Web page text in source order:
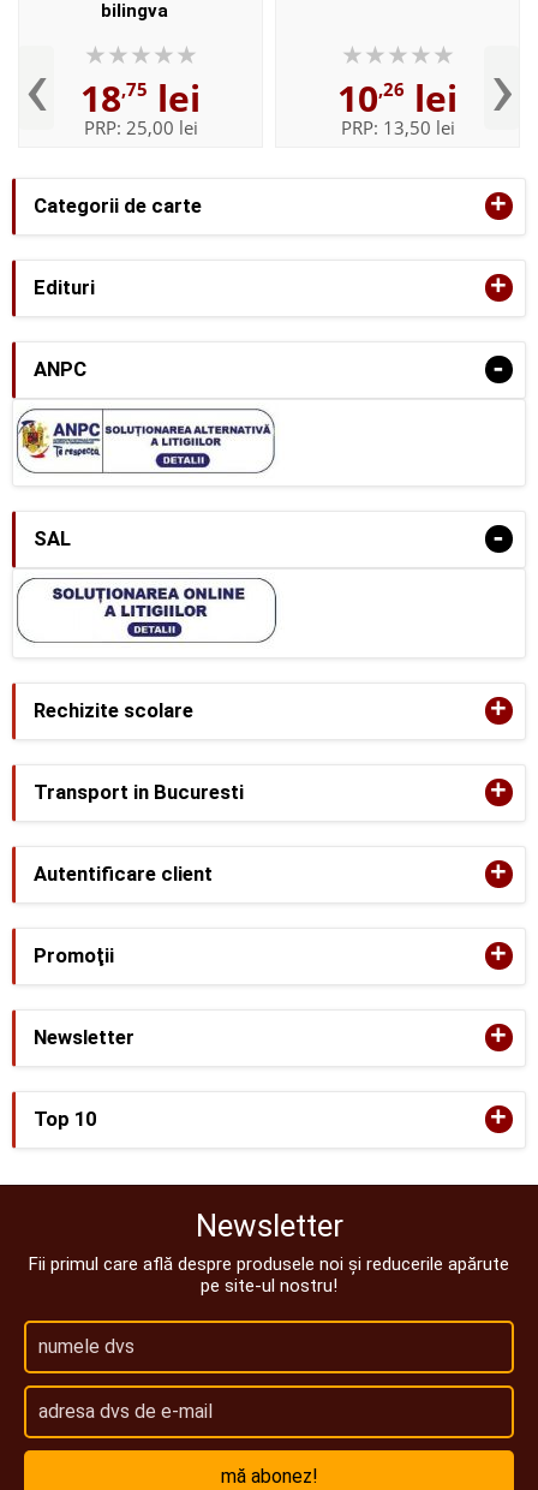
Categorii de carte +
Edituri +
ANPC -
SAL -
‹
bilingva
18,75 lei
PRP: 25,00 lei
10,26 lei
PRP: 13,50 lei ›
Rechizite scolare +
Transport in Bucuresti +
Autentificare client +
Promoţii +
Newsletter +
Top 10 +
Newsletter
Fii primul care află despre produsele noi și reducerile apărute
pe site-ul nostru!
mă abonez!